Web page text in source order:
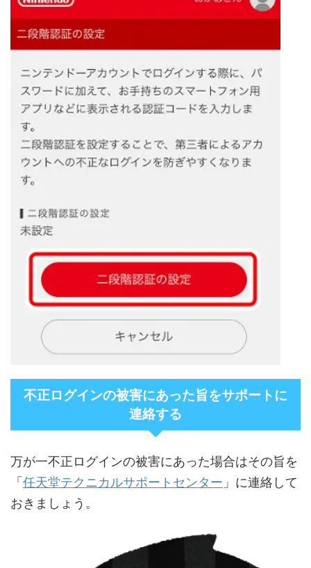
不正ログインの被害にあった旨をサポートに
連絡する
万が一不正ログインの被害にあった場合はその旨を
「 任天堂テクニカルサポートセンター 」に連絡して
おきましょう。